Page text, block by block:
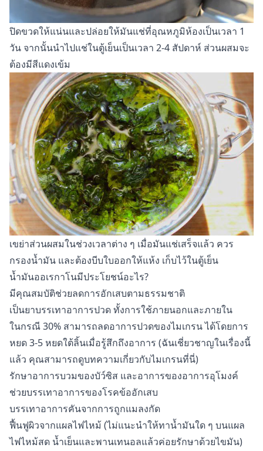
ปิดขวดให้แน่นและปล่อยให้มันแช่ที่อุณหภูมิห้องเป็นเวลา 1
วัน จากนั้นนำไปแช่ในตู้เย็นเป็นเวลา 2-4 สัปดาห์ ส่วนผสมจะ
ต้องมีสีแดงเข้ม
เขย่าส่วนผสมในช่วงเวลาต่าง ๆ เมื่อมันแช่เสร็จแล้ว ควร
กรองน้ำมัน และต้องบีบใบออกให้แห้ง เก็บไว้ในตู้เย็น
น้ำมันออเรกาโนมีประโยชน์อะไร?
มีคุณสมบัติช่วยลดการอักเสบตามธรรมชาติ
เป็นยาบรรเทาอาการปวด ทั้งการใช้ภายนอกและภายใน
ในกรณี 30% สามารถลดอาการปวดของไมเกรน ได้โดยการ
หยด 3-5 หยดใต้ลิ้นเมื่อรู้สึกถึงอาการ (ฉันเชี่ยวชาญในเรื่องนี้
แล้ว คุณสามารถดูบทความเกี่ยวกับไมเกรนที่นี่)
รักษาอาการบวมของบัว์ซิส และอาการของอาการอุโมงค์
ช่วยบรรเทาอาการของโรคข้ออักเสบ
บรรเทาอาการคันจากการถูกแมลงกัด
ฟื้นฟูผิวจากแผลไฟไหม้ (ไม่แนะนำให้ทาน้ำมันใด ๆ บนแผล
ไฟไหม้สด น้ำเย็นและพานเทนอลแล้วค่อยรักษาด้วยไขมัน)